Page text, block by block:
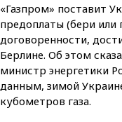
«Газпром» поставит
предоплаты (бери или
договоренности,
Берлине. Об этом
министр энергетики
данным, зимой
кубометров газа.